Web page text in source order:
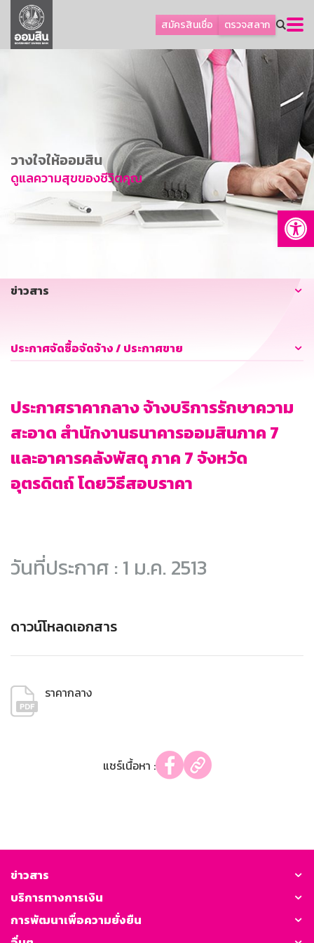
สมัครสินเชื่อ ตรวจสลาก
ลูกค้าธุรกิจ
ลูกค้าผู้ประกอบรายย่อย
การพัฒนาที่ยั่งยืน
ข่าวสาร
บริการทางการเงิน
อื่นๆ
วางใจให้ออมสิน
ดูแลความสุขของชีวิตคุณ
ข่าวสาร
ประกาศจัดซื้อจัดจ้าง / ประกาศขาย
ประกาศราคากลาง จ้างบริการรักษาความ
สะอาด สำนักงานธนาคารออมสินภาค 7
และอาคารคลังพัสดุ ภาค 7 จังหวัด
อุตรดิตถ์ โดยวิธีสอบราคา
วันที่ประกาศ : 1 ม.ค. 2513
ดาวน์โหลดเอกสาร
ราคากลาง
แชร์เนื้อหา :
ข่าวสาร
บริการทางการเงิน
การพัฒนาเพื่อความยั่งยืน